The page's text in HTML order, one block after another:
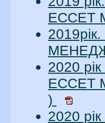
ЕССЕТ
2020
ЕССЕТ
)
2020